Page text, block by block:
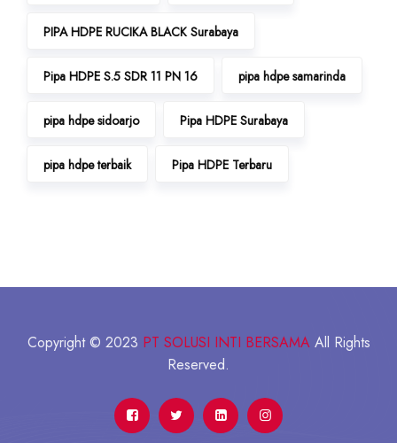
PIPA HDPE RUCIKA BLACK Surabaya
Pipa HDPE S.5 SDR 11 PN 16 pipa hdpe samarinda
pipa hdpe sidoarjo Pipa HDPE Surabaya
pipa hdpe terbaik Pipa HDPE Terbaru
Copyright © 2023 PT SOLUSI INTI BERSAMAAll Rights
Reserved.